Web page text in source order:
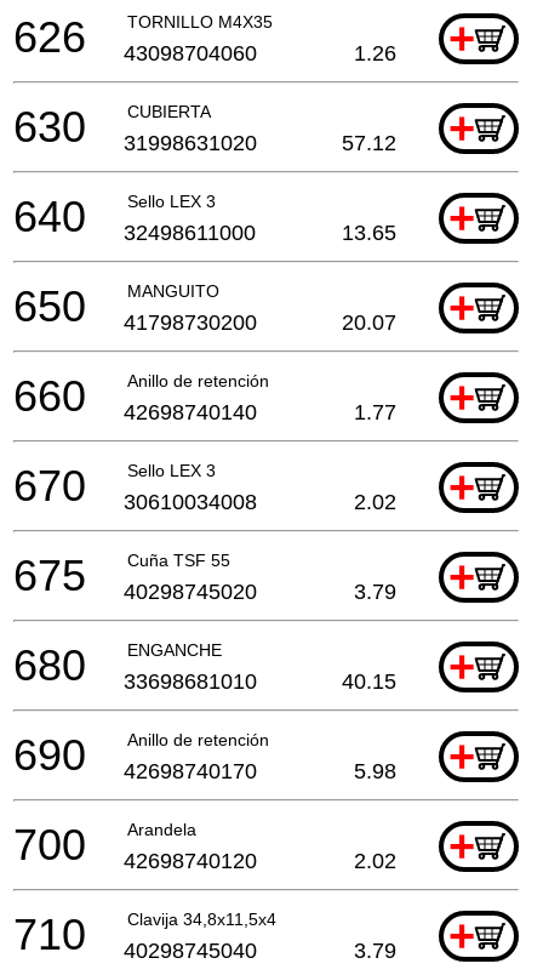
TORNILLO M4X35 +
626 43098704060 1.26
CUBIERTA +
630 31998631020 57.12
Sello LEX 3 +
640 32498611000 13.65
MANGUITO +
650 41798730200 20.07
Anillo de retención +
660 42698740140 1.77
Sello LEX 3 +
670 30610034008 2.02
Cuña TSF 55 +
675 40298745020 3.79
ENGANCHE +
680 33698681010 40.15
Anillo de retención +
690 42698740170 5.98
Arandela +
700 42698740120 2.02
Clavija 34,8x11,5x4 +
710 40298745040 3.79